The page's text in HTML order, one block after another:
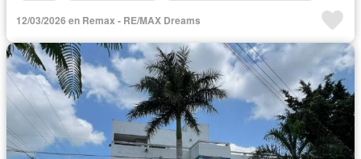
12/03/2026 en Remax - RE/MAX Dreams